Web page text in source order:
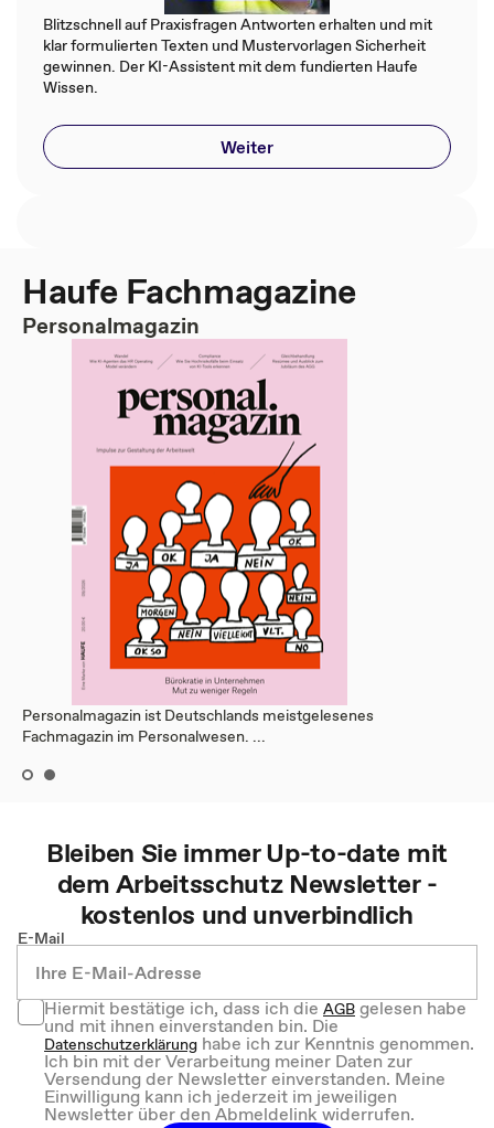
Blitzschnell auf Praxisfragen Antworten erhalten und mit
klar formulierten Texten und Mustervorlagen Sicherheit
gewinnen. Der KI-Assistent mit dem fundierten Haufe
Wissen.
Weiter
Haufe Fachmagazine
Personalmagazin
Personalmagazin ist Deutschlands meistgelesenes
Fachmagazin im Personalwesen. ...
Bleiben Sie immer Up-to-date mit
demArbeitsschutz Newsletter -
kostenlos und unverbindlich
E-Mail
Hiermit bestätige ich, dass ich dieAGBgelesen habe
und mit ihnen einverstanden bin. Die
Datenschutzerklärung habe ich zur Kenntnis genommen.
Ich bin mit der Verarbeitung meiner Daten zur
Versendung der Newsletter einverstanden. Meine
Einwilligung kann ich jederzeit im jeweiligen
Newsletter über den Abmeldelink widerrufen.